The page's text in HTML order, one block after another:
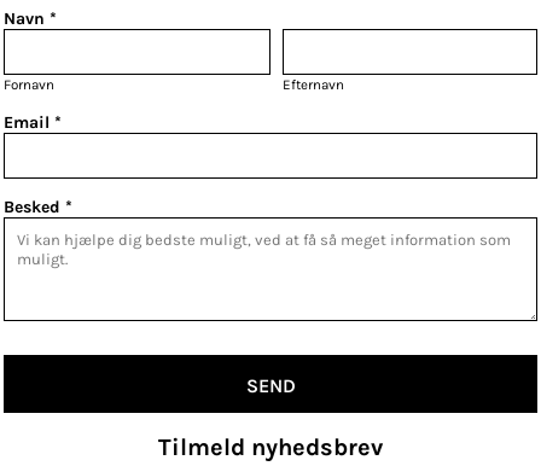
Navn *
Fornavn Efternavn
Email *
Besked *
SEND
Tilmeld nyhedsbrev